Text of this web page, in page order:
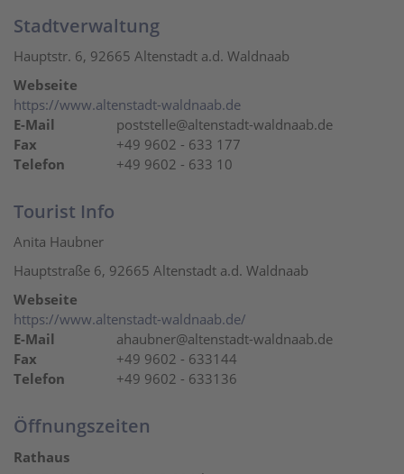
Stadtverwaltung
Hauptstr. 6, 92665 Altenstadt a.d. Waldnaab
Webseite
https://www.altenstadt-waldnaab.de
E-Mail
poststelle@altenstadt-waldnaab.de
Fax
+49 9602 - 633 177
Telefon
+49 9602 - 633 10
Tourist Info
Anita Haubner
Hauptstraße 6, 92665 Altenstadt a.d. Waldnaab
Webseite
https://www.altenstadt-waldnaab.de/
E-Mail
ahaubner@altenstadt-waldnaab.de
Fax
+49 9602 - 633144
Telefon
+49 9602 - 633136
Öffnungszeiten
Rathaus